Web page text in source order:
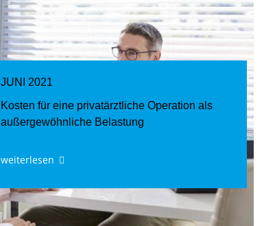
JUNI 2021
Kosten für eine privatärztliche Operation als
außergewöhnliche Belastung
weiterlesen